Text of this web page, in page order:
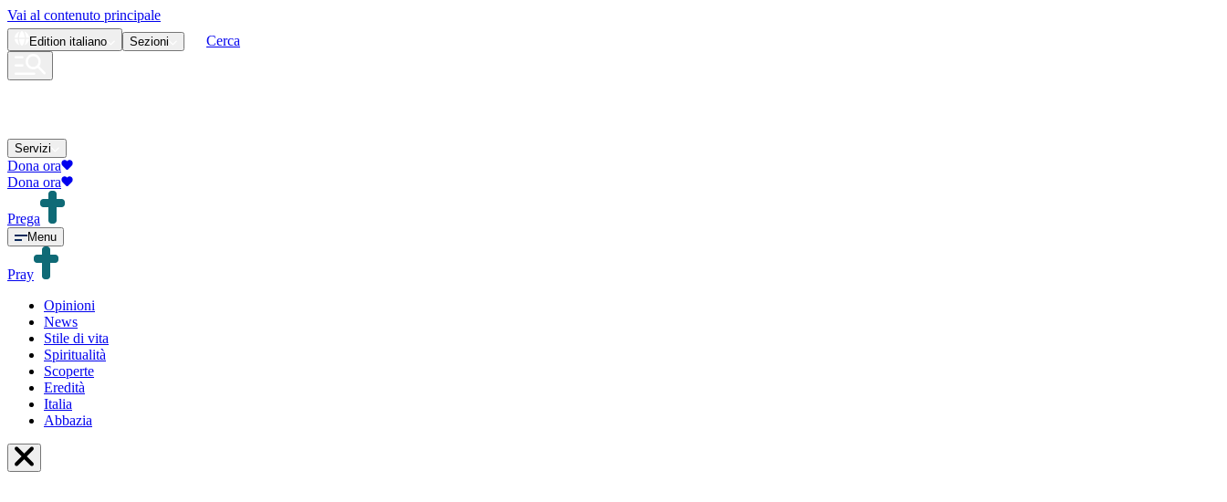
Vai al contenuto principale
Edition italiano Sezioni Cerca
Servizi
Dona ora
Dona ora
Prega
Menu
Pray
Opinioni
News
Stile di vita
Spiritualità
Scoperte
Eredità
Italia
Abbazia